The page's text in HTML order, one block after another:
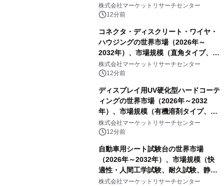
分析レポートを発表
株式会社マーケットリサーチセンター
12分前
コネクタ・ディスクリート・ワイヤ・
ハウジングの世界市場（2026年～
2032年）、市場規模（直角タイプ、T
型、Y型）・分析レポートを発表
株式会社マーケットリサーチセンター
12分前
ディスプレイ用UV硬化型ハードコーテ
ィングの世界市場（2026年～2032
年）、市場規模（有機溶剤タイプ、無
機溶剤タイプ、その他）・分析レポー
トを発表
株式会社マーケットリサーチセンター
12分前
自動車用シート試験台の世界市場
（2026年～2032年）、市場規模（快
適性・人間工学試験、耐久試験、静的
試験、動的試験、その他）・分析レポ
株式会社マーケットリサーチセンター